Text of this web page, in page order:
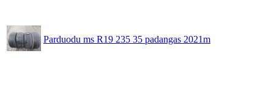
Parduodu ms R19 235 35 padangas 2021m